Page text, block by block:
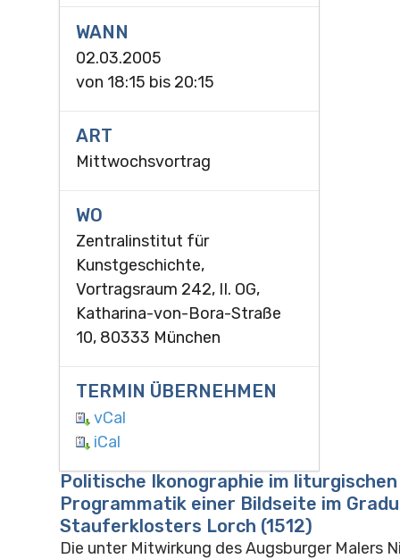
WANN
02.03.2005
von 18:15 bis 20:15
ART
Mittwochsvortrag
WO
Zentralinstitut für
Kunstgeschichte,
Vortragsraum 242, II. OG,
Katharina-von-Bora-Straße
10, 80333 München
TERMIN ÜBERNEHMEN
vCal
iCal
Politische Ikonographie im liturgischen
Programmatik einer Bildseite im
Stauferklosters Lorch (1512)
Die unter Mitwirkung des Augsburger Malers